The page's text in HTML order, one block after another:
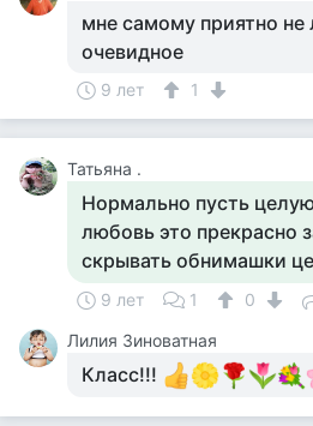
мне самому приятно не
очевидное
9 лет 1
Татьяна .
Нормально пусть
любовь это прекрасно
скрывать обнимашки
9 лет 1
0
Лилия Зиноватная
Класс!!!